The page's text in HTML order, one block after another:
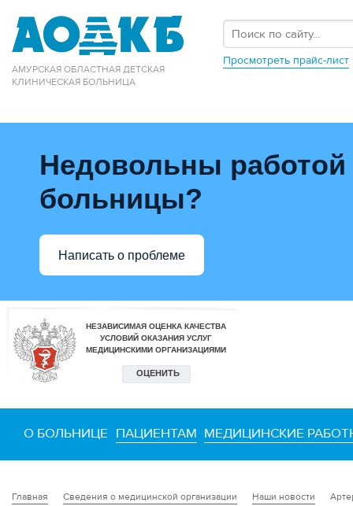
АМУРСКАЯ ОБЛАСТНАЯ ДЕТСКАЯ
КЛИНИЧЕСКАЯ БОЛЬНИЦА
Просмотреть прайс-лист
Недовольны работой
больницы?
Написать о проблеме
О БОЛЬНИЦЕ ПАЦИЕНТАМ МЕДИЦИНСКИЕ
Главная Сведения о медицинской организации Наши новости